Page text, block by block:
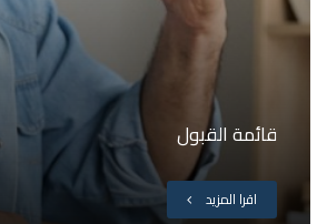
قائمة القبول
اقرا المزيد